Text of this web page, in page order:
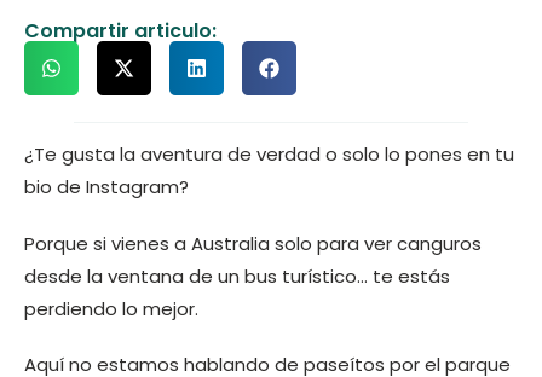
Compartir articulo:
¿Te gusta la aventura de verdad o solo lo pones en tu
bio de Instagram?
Porque si vienes a Australia solo para ver canguros
desde la ventana de un bus turístico… te estás
perdiendo lo mejor.
Aquí no estamos hablando de paseítos por el parque